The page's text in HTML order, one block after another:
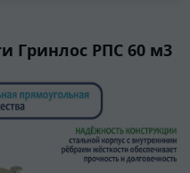
Гринлос РПС 60 м3